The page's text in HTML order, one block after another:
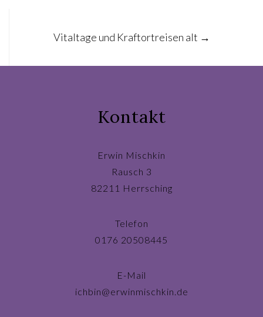
navigation
Vitaltage und Kraftortreisen alt →
Kontakt
Erwin Mischkin
Rausch 3
82211 Herrsching
Telefon
0176 20508445
E-Mail
ichbin@erwinmischkin.de